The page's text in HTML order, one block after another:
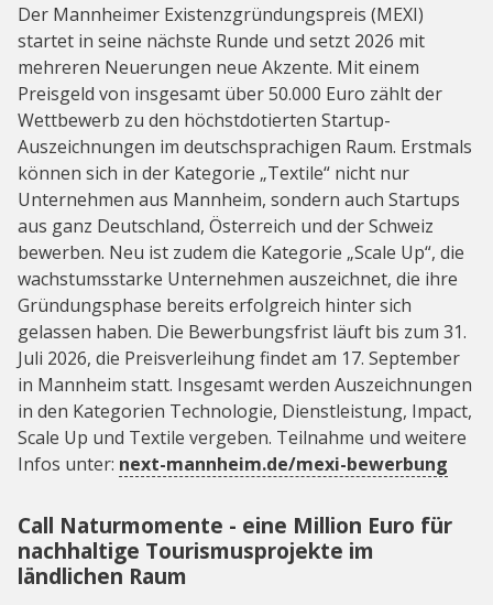
Der Mannheimer Existenzgründungspreis (MEXI)
startet in seine nächste Runde und setzt 2026 mit
mehreren Neuerungen neue Akzente. Mit einem
Preisgeld von insgesamt über 50.000 Euro zählt der
Wettbewerb zu den höchstdotierten Startup-
Auszeichnungen im deutschsprachigen Raum. Erstmals
können sich in der Kategorie „Textile“ nicht nur
Unternehmen aus Mannheim, sondern auch Startups
aus ganz Deutschland, Österreich und der Schweiz
bewerben. Neu ist zudem die Kategorie „Scale Up“, die
wachstumsstarke Unternehmen auszeichnet, die ihre
Gründungsphase bereits erfolgreich hinter sich
gelassen haben. Die Bewerbungsfrist läuft bis zum 31.
Juli 2026, die Preisverleihung findet am 17. September
in Mannheim statt. Insgesamt werden Auszeichnungen
in den Kategorien Technologie, Dienstleistung, Impact,
Scale Up und Textile vergeben. Teilnahme und weitere
Infos unter: next-mannheim.de/mexi-bewerbung
Call Naturmomente - eine Million Euro für
nachhaltige Tourismusprojekte im
ländlichen Raum